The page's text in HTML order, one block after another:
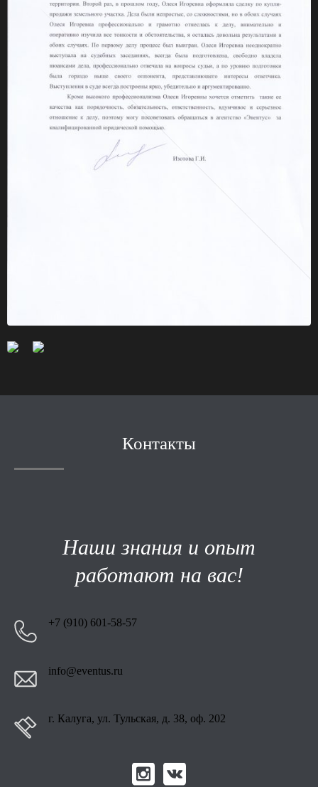
Контакты
Наши знания и опыт
работают на вас!
+7 (910) 601-58-57
info@eventus.ru
г. Калуга, ул. Тульская, д. 38, оф. 202